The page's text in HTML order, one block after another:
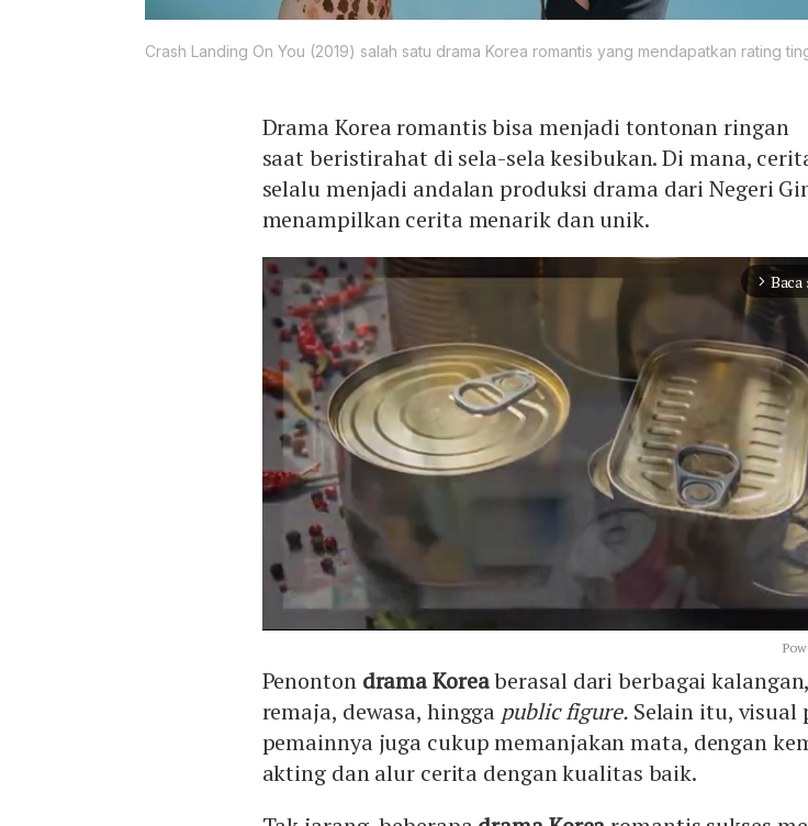
Crash Landing On You (2019) salah satu drama Korea romantis yang mendapatkan rating
Drama Korea romantis bisa menjadi tontonan ringan
saat beristirahat di sela-sela kesibukan. Di mana,
selalu menjadi andalan produksi drama dari Negeri
menampilkan cerita menarik dan unik.
arrow_forward_ios
Penonton drama Koreaberasal dari berbagai
remaja, dewasa, hingga public figure. Selain itu, visual
pemainnya juga cukup memanjakan mata, dengan
akting dan alur cerita dengan kualitas baik.